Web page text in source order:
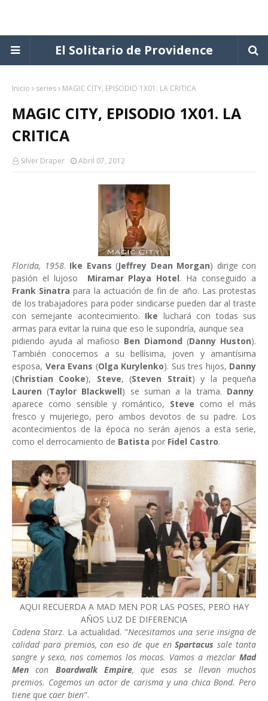
El Solitario de Providence
Inicio series MAGIC CITY, EPISODIO 1X01. LA CRITICA
MAGIC CITY, EPISODIO 1X01. LA
CRITICA
Silver Draper Abril 07, 2012
Florida, 1958. Ike Evans (Jeffrey Dean Morgan) dirige con
pasión el lujoso
Miramar Playa Hotel. Ha conseguido a
Frank Sinatrapara la actuación de fin de año. Las protestas
de los trabajadores para poder sindicarse pueden dar al traste
con semejante acontecimiento. Ike luchará con todas sus
armas para evitar la ruina que eso le supondría, aunque sea
pidiendo ayuda al mafioso Ben Diamond (Danny Huston).
También conocemos a su bellísima, joven y amantísima
esposa, Vera Evans (Olga Kurylenko). Sus tres hijos, Danny
(Christian Cooke), Steve, (Steven Strait) y la pequeña
Lauren (Taylor Blackwell) se suman a la trama. Danny
aparece como sensible y romántico, Steve como el más
fresco y mujeriego, pero ambos devotos de su padre. Los
acontecimientos de la época no serán ajenos a esta serie,
como el derrocamiento de Batista por Fidel Castro.
AQUI RECUERDA A MAD MEN POR LAS POSES, PERO HAY
AÑOS LUZ DE DIFERENCIA
Cadena Starz. La actualidad. "Necesitamos una serie insigna de
calidad para premios, con eso de que enSpartacussale tanta
sangre y sexo, nos comemos los mocos. Vamos a mezclar Mad
Men con Boardwalk Empire, que esas se llevan muchos
premios. Cogemos un actor de carisma y una chica Bond. Pero
tiene que caer bien".